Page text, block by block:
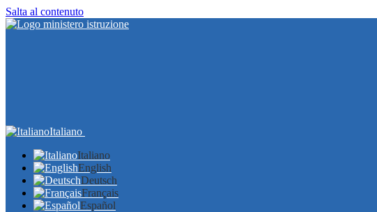
Salta al contenuto
Italiano
Italiano
English
Deutsch
Français
Español